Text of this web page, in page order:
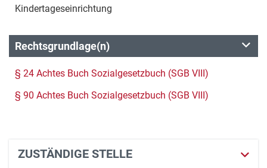
Kindertageseinrichtung
Rechtsgrundlage(n)
§ 24 Achtes Buch Sozialgesetzbuch (SGB VIII)
§ 90 Achtes Buch Sozialgesetzbuch (SGB VIII)
ZUSTÄNDIGE STELLE